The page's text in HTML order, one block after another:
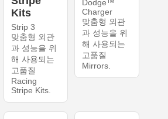
Kits
Strip 3
맞춤형 외관
과 성능을 위
해 사용되는
고품질
Racing
Stripe Kits.
Dodge™
Charger
맞춤형 외관
과 성능을 위
해 사용되는
고품질
Mirrors.